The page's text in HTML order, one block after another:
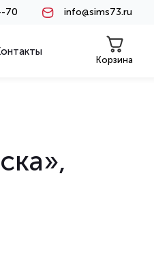
70 info@sims73.ru
Корзина